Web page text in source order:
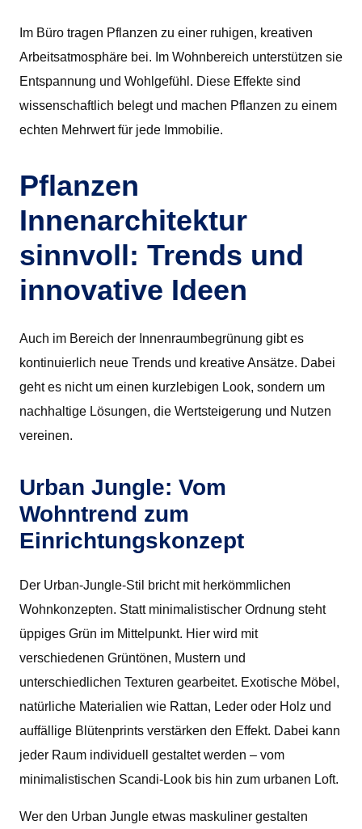
Im Büro tragen Pflanzen zu einer ruhigen, kreativen
Arbeitsatmosphäre bei. Im Wohnbereich unterstützen sie
Entspannung und Wohlgefühl. Diese Effekte sind
wissenschaftlich belegt und machen Pflanzen zu einem
echten Mehrwert für jede Immobilie.
Pflanzen
Innenarchitektur
sinnvoll: Trends und
innovative Ideen
Auch im Bereich der Innenraumbegrünung gibt es
kontinuierlich neue Trends und kreative Ansätze. Dabei
geht es nicht um einen kurzlebigen Look, sondern um
nachhaltige Lösungen, die Wertsteigerung und Nutzen
vereinen.
Urban Jungle: Vom
Wohntrend zum
Einrichtungskonzept
Der Urban-Jungle-Stil bricht mit herkömmlichen
Wohnkonzepten. Statt minimalistischer Ordnung steht
üppiges Grün im Mittelpunkt. Hier wird mit
verschiedenen Grüntönen, Mustern und
unterschiedlichen Texturen gearbeitet. Exotische Möbel,
natürliche Materialien wie Rattan, Leder oder Holz und
auffällige Blütenprints verstärken den Effekt. Dabei kann
jeder Raum individuell gestaltet werden – vom
minimalistischen Scandi-Look bis hin zum urbanen Loft.
Wer den Urban Jungle etwas maskuliner gestalten